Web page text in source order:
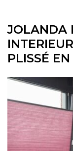
JOLANDA
PLISSÉ